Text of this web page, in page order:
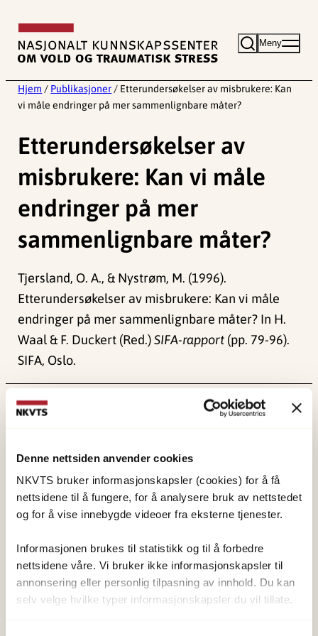
Denne nettsiden anvender cookies
NKVTS bruker informasjonskapsler (cookies) for å få
nettsidene til å fungere, for å analysere bruk av nettstedet
og for å vise innebygde videoer fra eksterne tjenester.
Informasjonen brukes til statistikk og til å forbedre
nettsidene våre. Vi bruker ikke informasjonskapsler til
annonsering eller personlig tilpasning av innhold. Du kan
selv velge hvilke typer informasjonskapsler du vil tillate.
innhold
Meny
Hjem / Publikasjoner / Etterundersøkelser av misbrukere: Kan
vi måle endringer på mer sammenlignbare måter?
Etterundersøkelser av
misbrukere: Kan vi måle
endringer på mer
sammenlignbare måter?
Tjersland, O. A., & Nystrøm, M. (1996).
Etterundersøkelser av misbrukere: Kan vi måle
endringer på mer sammenlignbare måter? In H.
Waal & F. Duckert (Red.)SIFA-rapport (pp. 79-96).
SIFA, Oslo.
Publisert:
om vold og traumatisk stress. Formålet er å bidra
til å forebygge og redusere de helsemessige og
sosiale konsekvensene som vold og traumatisk